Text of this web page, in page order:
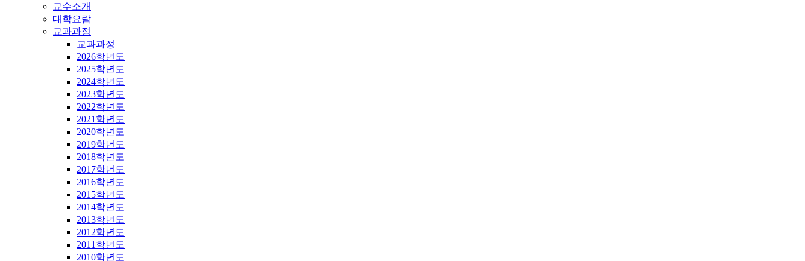
교수소개
대학요람
교과과정
교과과정
2026학년도
2025학년도
2024학년도
2023학년도
2022학년도
2021학년도
2020학년도
2019학년도
2018학년도
2017학년도
2016학년도
2015학년도
2014학년도
2013학년도
2012학년도
2011학년도
2010학년도